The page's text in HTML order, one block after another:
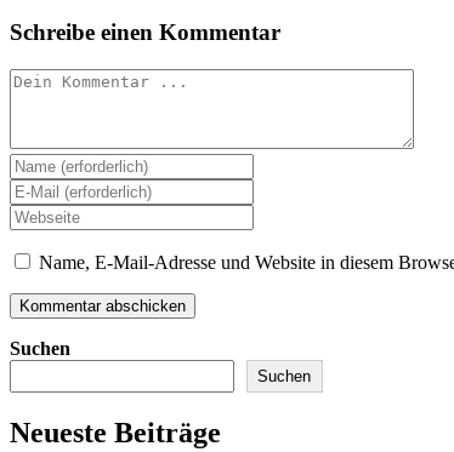
Schreibe einen Kommentar
Kommentieren
Gib
deinen
Namen
oder
Benutzernamen
zum
Kommentieren
ein
Gib
deine
E-
Mail-
Adresse
zum
Kommentieren
ein
Gib
deine
Website-
ein
(optional)
Name, E-Mail-Adresse und Website in diesem
Suchen
Suchen
Neueste Beiträge